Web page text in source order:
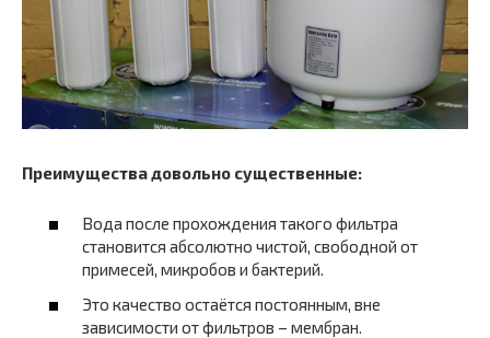
Преимущества довольно существенные:
Вода после прохождения такого фильтра
становится абсолютно чистой, свободной от
примесей, микробов и бактерий.
Это качество остаётся постоянным, вне
зависимости от фильтров – мембран.